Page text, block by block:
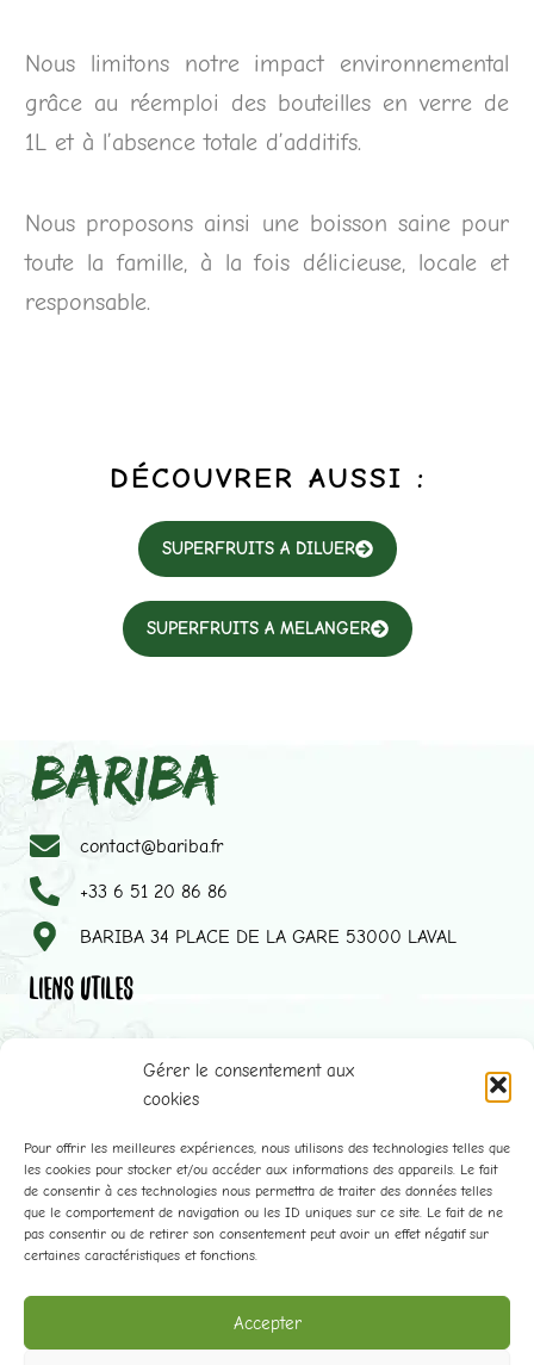
Gérer le consentement aux
cookies
Pour offrir les meilleures expériences, nous utilisons des technologies telles que
les cookies pour stocker et/ou accéder aux informations des appareils. Le fait
de consentir à ces technologies nous permettra de traiter des données telles
que le comportement de navigation ou les ID uniques sur ce site. Le fait de ne
pas consentir ou de retirer son consentement peut avoir un effet négatif sur
certaines caractéristiques et fonctions.
Accepter
Nous limitons notre impact environnemental
grâce au réemploi des bouteilles en verre de
1L et à l’absence totale d’additifs.
Nous proposons ainsi une boisson saine pour
toute la famille, à la fois délicieuse, locale et
responsable.
DÉCOUVRER AUSSI :
SUPERFRUITS A DILUER
SUPERFRUITS A MELANGER
contact@bariba.fr
+33 6 51 20 86 86
BARIBA 34 PLACE DE LA GARE 53000 LAVAL
LIENS UTILES
Blog
Nos Ingrédients
Nos Recettes